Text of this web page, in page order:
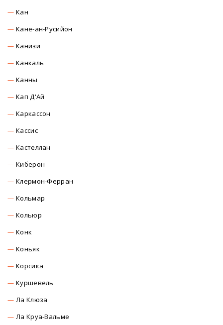
Кан
Кане-ан-Русийон
Канизи
Канкаль
Канны
Кап Д'Ай
Каркасcон
Касcиc
Кастеллан
Киберон
Клермон-Ферран
Кольмар
Кольюр
Конк
Коньяк
Корсика
Куршевель
Ла Клюза
Ла Круа-Вальме